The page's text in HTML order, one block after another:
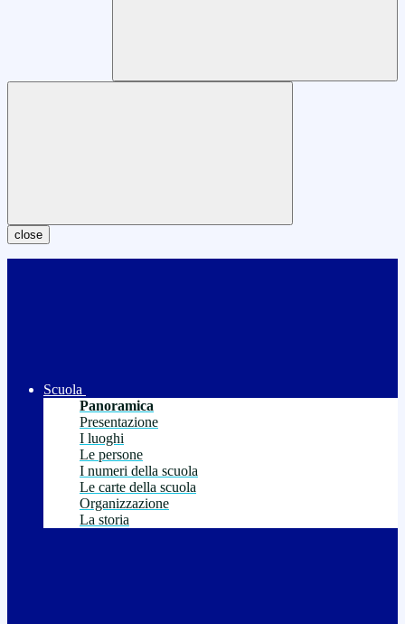
close
Scuola
Panoramica
Presentazione
I luoghi
Le persone
I numeri della scuola
Le carte della scuola
Organizzazione
La storia